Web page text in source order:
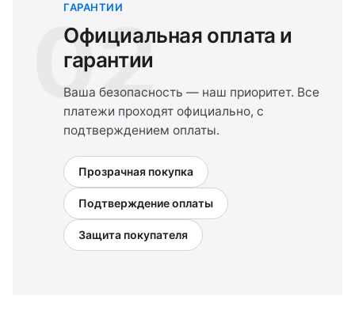
02
ГАРАНТИИ
Официальная оплата и
гарантии
Ваша безопасность — наш приоритет. Все
платежи проходят официально, с
подтверждением оплаты.
Прозрачная покупка
Подтверждение оплаты
Защита покупателя